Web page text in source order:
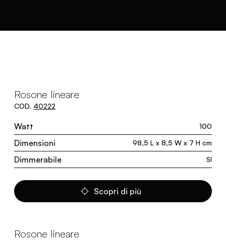
Rosone lineare
COD. 40222
Watt 100
Dimensioni 98,5 L x 8,5 W x 7 H cm
Dimmerabile SI
Scopri di più
Rosone lineare